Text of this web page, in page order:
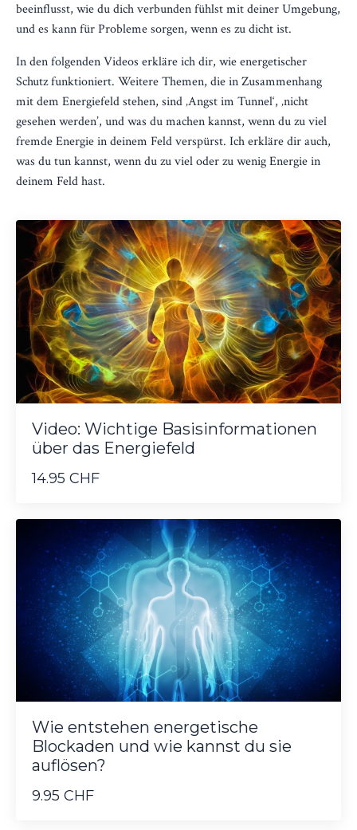
beeinflusst, wie du dich verbunden fühlst mit deiner Umgebung,
und es kann für Probleme sorgen, wenn es zu dicht ist.
In den folgenden Videos erkläre ich dir, wie energetischer
Schutz funktioniert. Weitere Themen, die in Zusammenhang
mit dem Energiefeld stehen, sind ‚Angst im Tunnel‘, ‚nicht
gesehen werden’, und was du machen kannst, wenn du zu viel
fremde Energie in deinem Feld verspürst. Ich erkläre dir auch,
was du tun kannst, wenn du zu viel oder zu wenig Energie in
deinem Feld hast.
Video: Wichtige Basisinformationen
über das Energiefeld
14.95 CHF
Wie entstehen energetische
Blockaden und wie kannst du sie
auflösen?
9.95 CHF